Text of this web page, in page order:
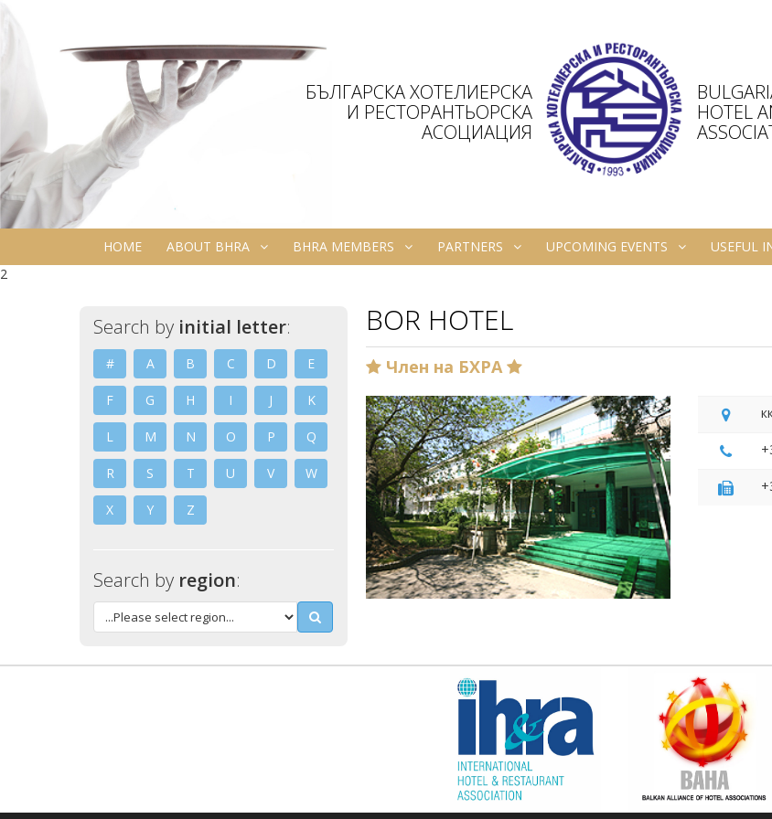
БЪЛГАРСКА ХОТЕЛИЕРСКА
И РЕСТОРАНТЬОРСКА
АСОЦИАЦИЯ
HOTEL
HOME ABOUT BHRA BHRA MEMBERS PARTNERS UPCOMING EVENTS USEFUL
2
Search by initial letter:
# A B C D E
F G H I J K
L M N O P Q
R S T U V W
X Y Z
Search by region:
BOR HOTEL
Член на БХРА